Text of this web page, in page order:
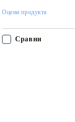
Оцени продукта
Сравни